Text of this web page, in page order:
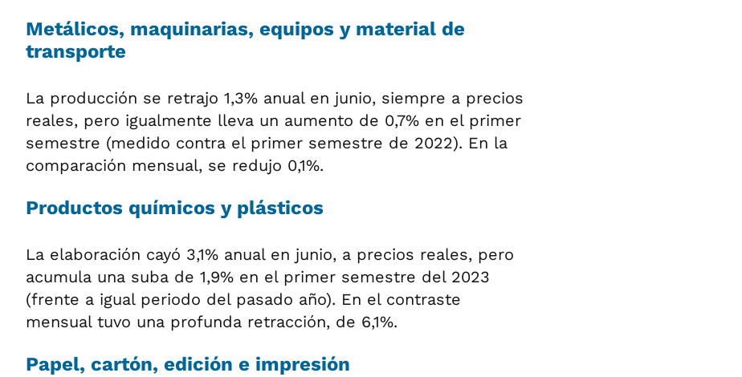
Metálicos, maquinarias, equipos y material de
transporte
La producción se retrajo 1,3% anual en junio, siempre a precios
reales, pero igualmente lleva un aumento de 0,7% en el primer
semestre (medido contra el primer semestre de 2022). En la
comparación mensual, se redujo 0,1%.
Productos químicos y plásticos
La elaboración cayó 3,1% anual en junio, a precios reales, pero
acumula una suba de 1,9% en el primer semestre del 2023
(frente a igual periodo del pasado año). En el contraste
mensual tuvo una profunda retracción, de 6,1%.
Papel, cartón, edición e impresión